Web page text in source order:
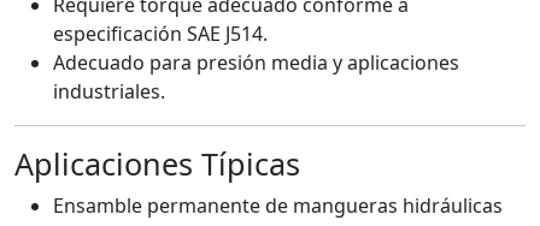
especificación SAE J514.
Adecuado para presión media y aplicaciones
industriales.
Aplicaciones Típicas
Ensamble permanente de mangueras hidráulicas